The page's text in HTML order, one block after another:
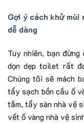
Gợi ý cách khử mùi
dễ dàng
Tuy nhiên, bạn
dọn dẹp toilet rất
Chúng tôi sẽ mách
tẩy sạch bồn cầu ố
tắm, tẩy sàn nhà vệ
vết ố vàng nhà vệ